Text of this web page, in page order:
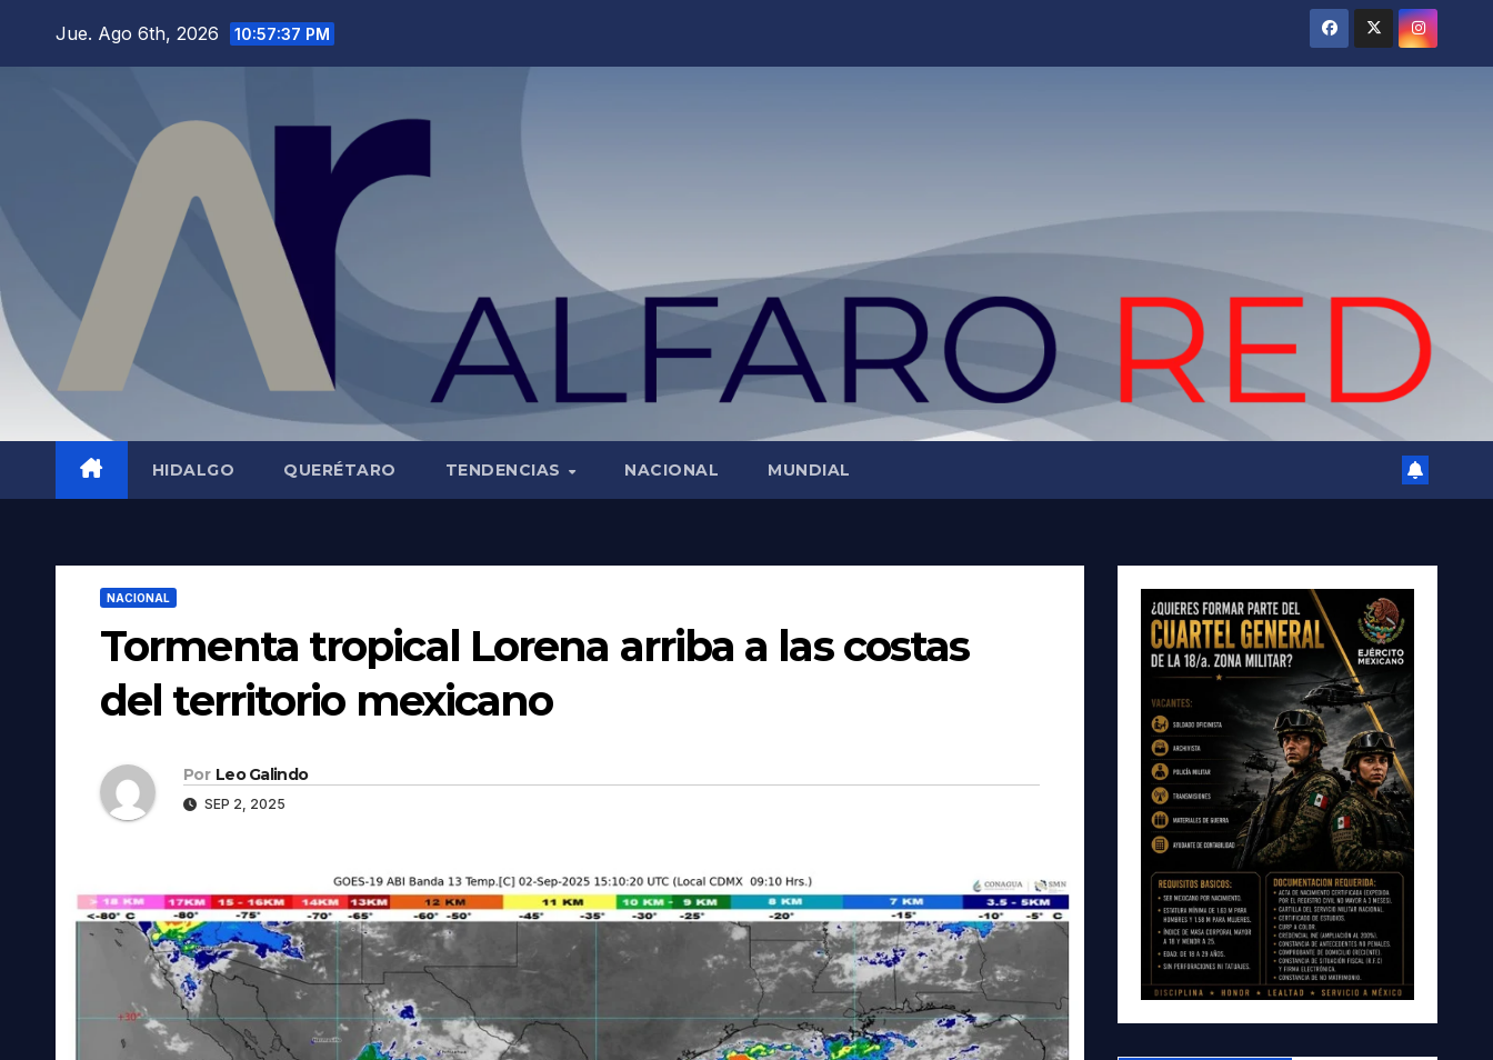
Jue. Ago 6th, 2026 10:57:38 PM
HIDALGO QUERÉTARO TENDENCIAS NACIONAL MUNDIAL
NACIONAL
Tormenta tropical Lorena arriba a las costas
del territorio mexicano
Por Leo Galindo
SEP 2, 2025